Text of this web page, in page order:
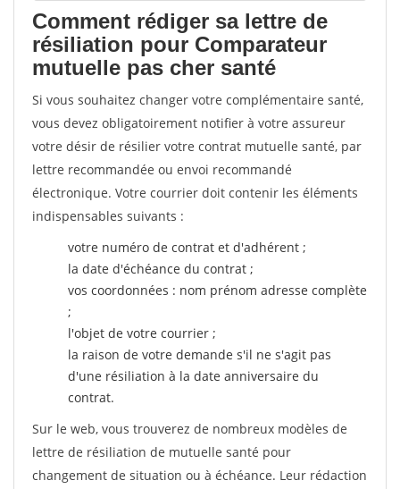
Comment rédiger sa lettre de
résiliation pour Comparateur
mutuelle pas cher santé
Si vous souhaitez changer votre complémentaire santé,
vous devez obligatoirement notifier à votre assureur
votre désir de résilier votre contrat mutuelle santé, par
lettre recommandée ou envoi recommandé
électronique. Votre courrier doit contenir les éléments
indispensables suivants :
votre numéro de contrat et d'adhérent ;
la date d'échéance du contrat ;
vos coordonnées : nom prénom adresse complète
;
l'objet de votre courrier ;
la raison de votre demande s'il ne s'agit pas
d'une résiliation à la date anniversaire du
contrat.
Sur le web, vous trouverez de nombreux modèles de
lettre de résiliation de mutuelle santé pour
changement de situation ou à échéance. Leur rédaction